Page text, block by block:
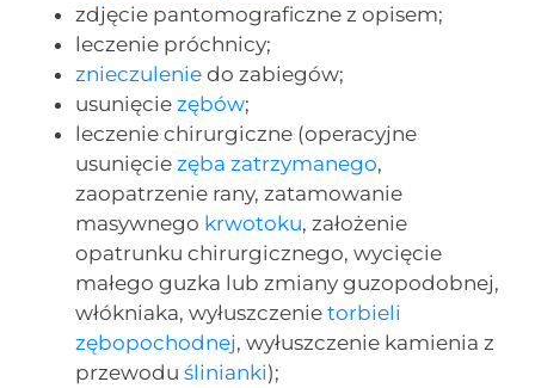
zdjęcie pantomograficzne z opisem;
leczenie próchnicy;
znieczulenie do zabiegów;
usunięciezębów;
leczenie chirurgiczne (operacyjne
usunięciezęba zatrzymanego,
zaopatrzenie rany, zatamowanie
masywnego krwotoku, założenie
opatrunku chirurgicznego, wycięcie
małego guzka lub zmiany guzopodobnej,
włókniaka, wyłuszczenietorbieli
zębopochodnej, wyłuszczenie kamienia z
przewoduślinianki);